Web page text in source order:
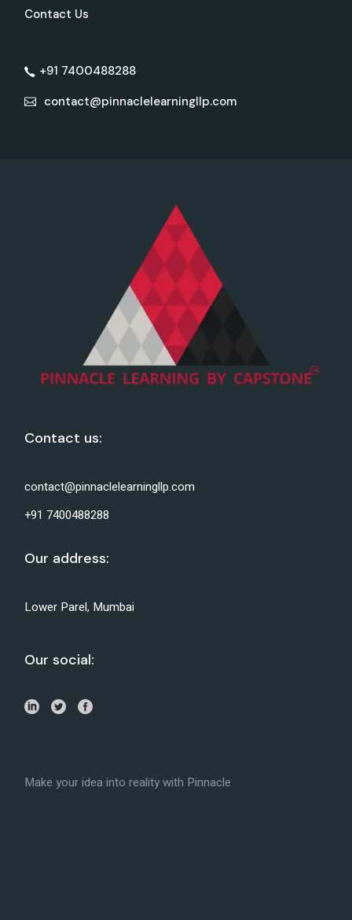
Contact Us
+91 7400488288
contact@pinnaclelearningllp.com
Contact us:
contact@pinnaclelearningllp.com
+91 7400488288
Our address:
Lower Parel, Mumbai
Our social:
Make your idea into reality with Pinnacle